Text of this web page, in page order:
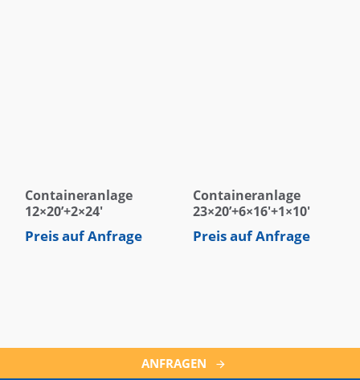
Containeranlage
12×20’+2×24′
Preis auf Anfrage
Containeranlage
23×20’+6×16′+1×10′
Preis auf Anfrage
ANFRAGEN